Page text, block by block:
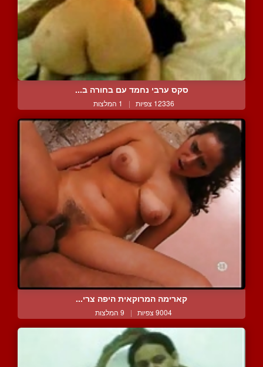
סקס ערבי נחמד עם בחורה ב...
12336 צפיות | 1 המלצות
קארימה המרוקאית היפה צרי...
9004 צפיות | 9 המלצות